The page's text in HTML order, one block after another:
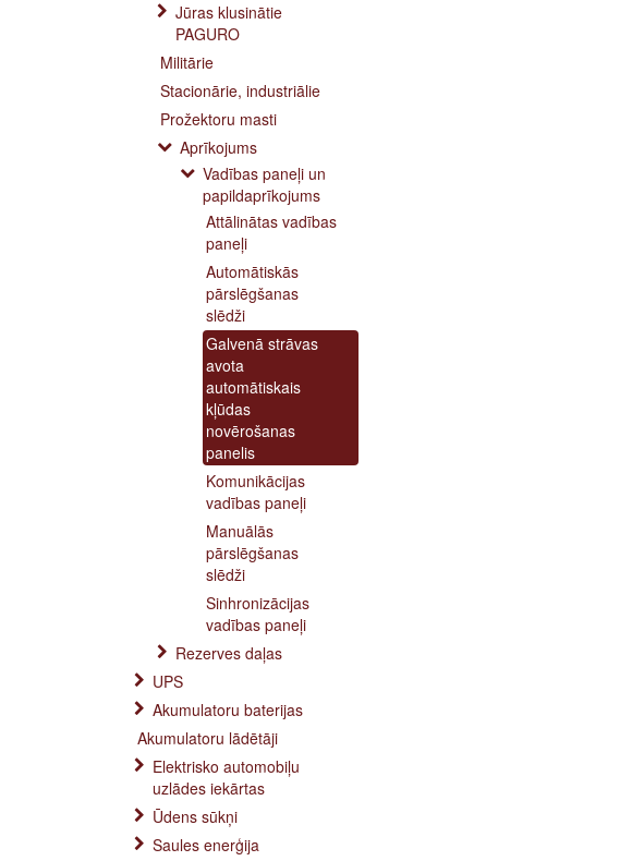
Jūras klusinātie
PAGURO
Militārie
Stacionārie, industriālie
Prožektoru masti
Aprīkojums
Vadības paneļi un
papildaprīkojums
Attālinātas vadības
paneļi
Automātiskās
pārslēgšanas
slēdži
Galvenā strāvas
avota
automātiskais
kļūdas
novērošanas
panelis
Komunikācijas
vadības paneļi
Manuālās
pārslēgšanas
slēdži
Sinhronizācijas
vadības paneļi
Rezerves daļas
UPS
Akumulatoru baterijas
Akumulatoru lādētāji
Elektrisko automobiļu
uzlādes iekārtas
Ūdens sūkņi
Saules enerģija